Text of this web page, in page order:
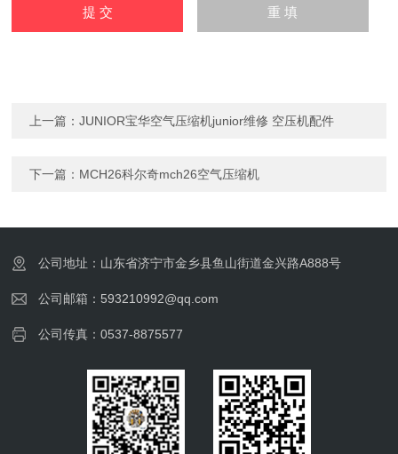
上一篇：JUNIOR宝华空气压缩机junior维修 空压机配件
下一篇： MCH26科尔奇mch26空气压缩机
公司地址：山东省济宁市金乡县鱼山街道金兴路A888号
公司邮箱：593210992@qq.com
公司传真：0537-8875577